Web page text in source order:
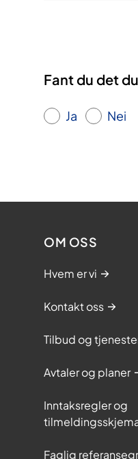
Fant du det
Ja Nei
OM OSS
Hvem er vi
Kontakt oss
Tilbud og
Avtaler og planer
Inntaksregler og
Faglig